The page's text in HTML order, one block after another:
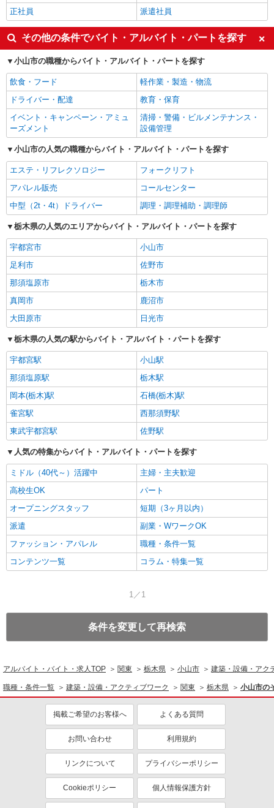
正社員
派遣社員
その他の条件でバイト・アルバイト・パートを探す
小山市の職種からバイト・アルバイト・パートを探す
飲食・フード
軽作業・製造・物流
ドライバー・配達
教育・保育
イベント・キャンペーン・アミュ
ーズメント
清掃・警備・ビルメンテナンス・
設備管理
小山市の人気の職種からバイト・アルバイト・パートを探す
エステ・リフレクソロジー
フォークリフト
アパレル販売
コールセンター
中型（2t・4t）ドライバー
調理・調理補助・調理師
栃木県の人気のエリアからバイト・アルバイト・パートを探す
宇都宮市
小山市
足利市
佐野市
那須塩原市
栃木市
真岡市
鹿沼市
大田原市
日光市
栃木県の人気の駅からバイト・アルバイト・パートを探す
宇都宮駅
小山駅
那須塩原駅
栃木駅
岡本(栃木)駅
石橋(栃木)駅
雀宮駅
西那須野駅
東武宇都宮駅
佐野駅
人気の特集からバイト・アルバイト・パートを探す
ミドル（40代～）活躍中
主婦・主夫歓迎
高校生OK
パート
オープニングスタッフ
短期（3ヶ月以内）
派遣
副業・WワークOK
ファッション・アパレル
職種・条件一覧
コンテンツ一覧
コラム・特集一覧
1／1
条件を変更して再検索
アルバイト・バイト・求人TOP 関東 栃木県 小山市 建築・設備・アク
職種・条件一覧 建築・設備・アクティブワーク 関東 栃木県 小山市の
掲載ご希望のお客様へ よくある質問
お問い合わせ 利用規約
リンクについて プライバシーポリシー
Cookieポリシー 個人情報保護方針